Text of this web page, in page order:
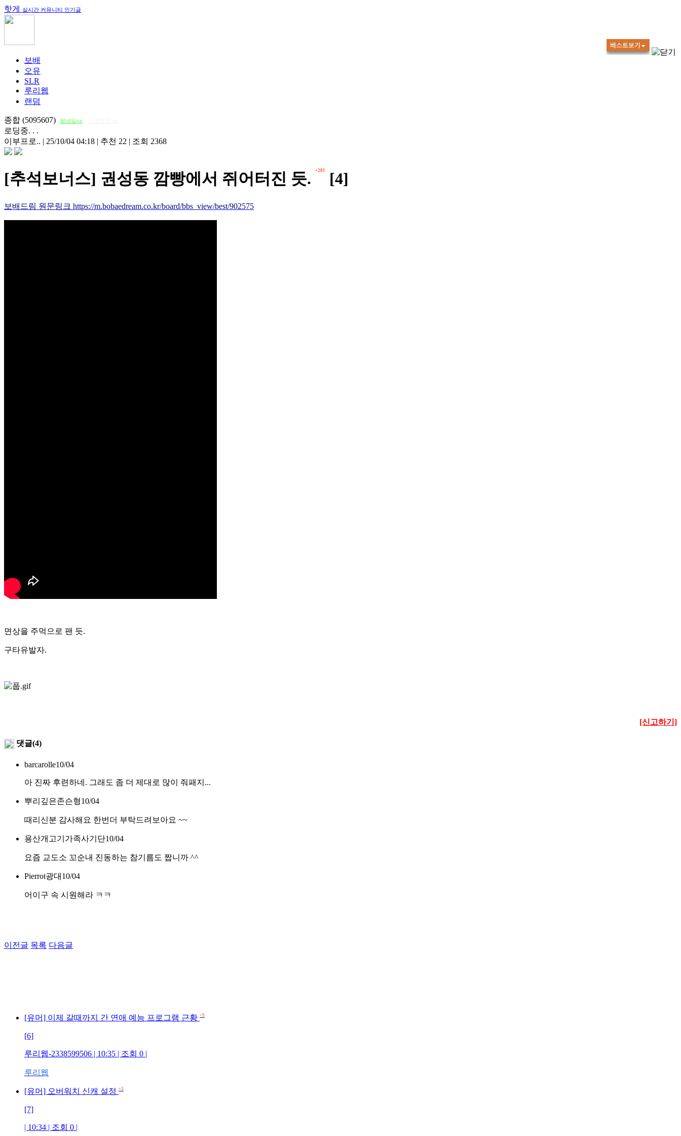
핫게 실시간 커뮤니티 인기글
보배
오유
SLR
루리웹
랜덤
종합 (5095607) 썸네일on
로딩중. . .
이부프로.. | 25/10/04 04:18 | 추천 22 | 조회 2368
[추석보너스] 권성동 깜빵에서 쥐어터진 듯. +281 [4]
보배드림 원문링크 https://m.bobaedream.co.kr/board/bbs_view/best/902575
면상을 주먹으로 팬 듯.
구타유발자.
[신고하기]
댓글(4)
barcarolle10/04
아 진짜 후련하네. 그래도 좀 더 제대로 많이 줘패지...
뿌리깊은존슨형10/04
때리신분 감사해요 한번더 부탁드려보아요 ~~
용산개고기가족사기단10/04
요즘 교도소 꼬순내 진동하는 참기름도 짭니까 ^^
Pierrot광대 10/04
어이구 속 시원해라 ㅋㅋ
이전글 목록 다음글
[유머] 이제 갈때까지 간 연애 예능 프로그램 근황 +9
[6]
루리웹-2338599506 | 10:35 | 조회 0 |
루리웹
[유머] 오버워치 신캐 설정 +3
[7]
| 10:34 | 조회 0 |